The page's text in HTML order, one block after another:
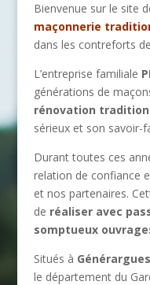
Bienvenue sur le site
maçonnerie
dans les contreforts
L’entreprise familiale
générations de
rénovation
sérieux et son savoir-
Durant toutes ces
relation de confiance
et nos partenaires.
de réaliser avec
somptueux
Situés à Générargues
le département du